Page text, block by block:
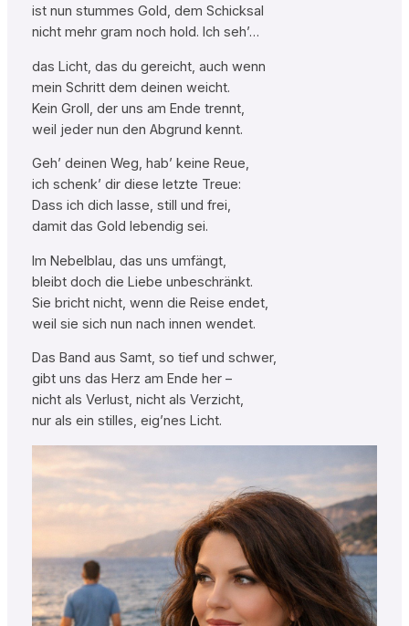
ist nun stummes Gold, dem Schicksal
nicht mehr gram noch hold. Ich seh’…
das Licht, das du gereicht, auch wenn
mein Schritt dem deinen weicht.
Kein Groll, der uns am Ende trennt,
weil jeder nun den Abgrund kennt.
Geh’ deinen Weg, hab’ keine Reue,
ich schenk’ dir diese letzte Treue:
Dass ich dich lasse, still und frei,
damit das Gold lebendig sei.
Im Nebelblau, das uns umfängt,
bleibt doch die Liebe unbeschränkt.
Sie bricht nicht, wenn die Reise endet,
weil sie sich nun nach innen wendet.
Das Band aus Samt, so tief und schwer,
gibt uns das Herz am Ende her –
nicht als Verlust, nicht als Verzicht,
nur als ein stilles, eig’nes Licht.